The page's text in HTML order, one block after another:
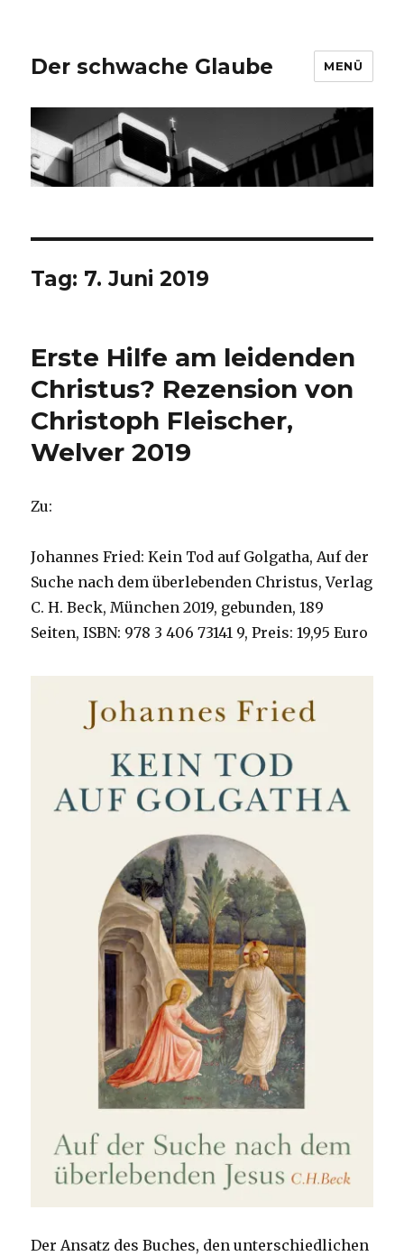
Der schwache Glaube MENÜ
Tag: 7. Juni 2019
Erste Hilfe am leidenden
Christus? Rezension von
Christoph Fleischer,
Welver 2019
Zu:
Johannes Fried: Kein Tod auf Golgatha, Auf der
Suche nach dem überlebenden Christus, Verlag
C. H. Beck, München 2019, gebunden, 189
Seiten, ISBN: 978 3 406 73141 9, Preis: 19,95 Euro
Der Ansatz des Buches, den unterschiedlichen